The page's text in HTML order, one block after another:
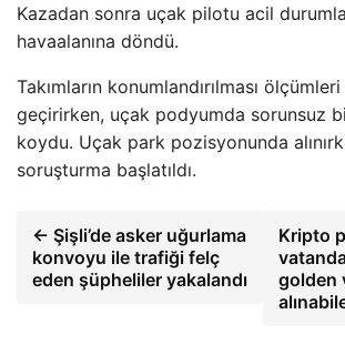
Kazadan sonra uçak pilotu acil
havaalanına döndü.
Takımların konumlandırılması
geçirirken, uçak podyumda sorunsuz
koydu. Uçak park pozisyonunda
soruşturma başlatıldı.
← Şişli’de asker uğurlama
konvoyu ile trafiği felç
eden şüpheliler yakalandı
Kripto
golden